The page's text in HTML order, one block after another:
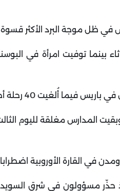
موجة البرد الأكثر قسوة
توفيت امرأة في
العاصمة الفرنسية الآخر، أورلي
المدارس مغلقة لليوم
في القارة الأوروبية
حذّر مسؤولون في شرق